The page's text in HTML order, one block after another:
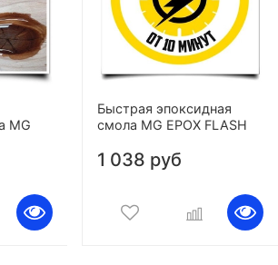
MG
Быстрая эпоксидная
смола MG EPOX FLASH
1 038 руб